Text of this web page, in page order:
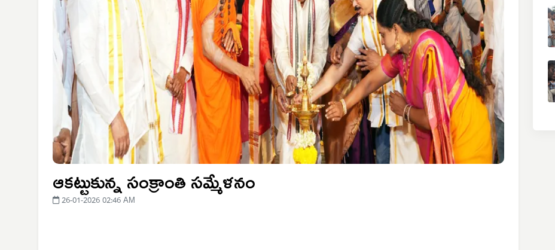
ఆకట్టుకున్న సంక్రాంతి సమ్మేళనం
26-01-2026 02:46 AM